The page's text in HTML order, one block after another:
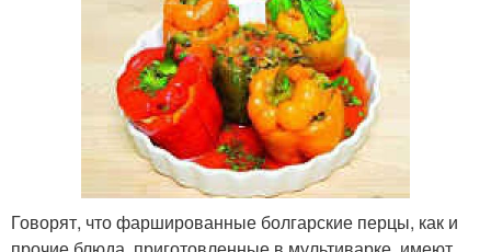
Говорят, что фаршированные болгарские перцы, как и